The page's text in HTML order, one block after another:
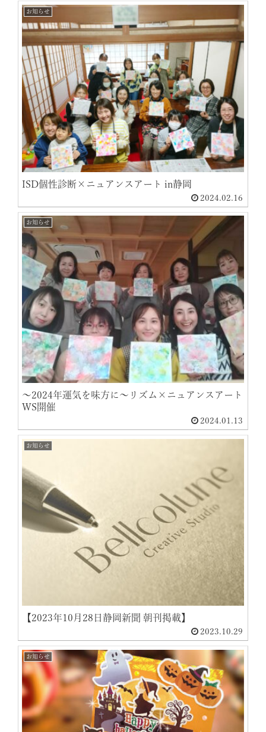
お知らせ
ISD個性診断×ニュアンスアート in静岡
2024.02.16
お知らせ
〜2024年運気を味方に〜リズム×ニュアンスアート
WS開催
2024.01.13
お知らせ
【2023年10月28日静岡新聞 朝刊掲載】
2023.10.29
お知らせ